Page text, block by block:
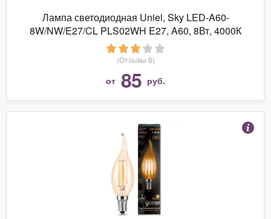
Лампа светодиодная Uniel, Sky LED-A60-
8W/NW/E27/CL PLS02WH E27, A60, 8Вт, 4000К
(Отзывы 8)
от 85 руб.